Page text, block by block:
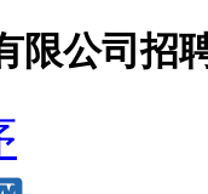
限公司招